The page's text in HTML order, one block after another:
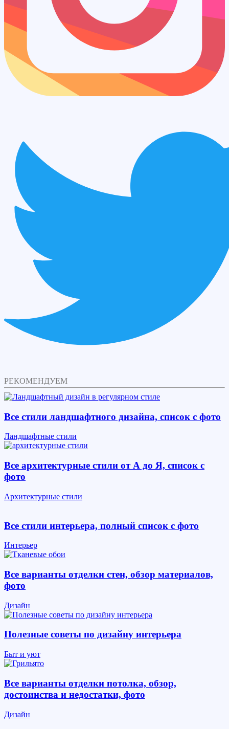
РЕКОМЕНДУЕМ
Все стили ландшафтного дизайна, список с фото
Ландшафтные стили
Все архитектурные стили от А до Я, список с
фото
Архитектурные стили
Все стили интерьера, полный список с фото
Интерьер
Все варианты отделки стен, обзор материалов,
фото
Дизайн
Полезные советы по дизайну интерьера
Быт и уют
Все варианты отделки потолка, обзор,
достоинства и недостатки, фото
Дизайн